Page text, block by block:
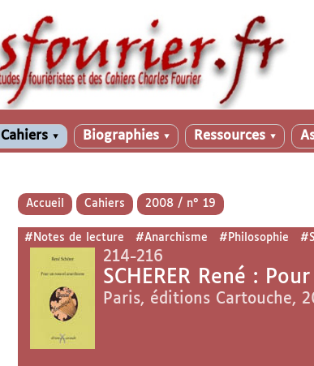
Cahiers ▼ Biographies ▼ Ressources ▼
Accueil Cahiers 2008 / n° 19
#Notes de lecture #Anarchisme #Philosophie
214-216
SCHERER René :
Paris, éditions Cartouche,